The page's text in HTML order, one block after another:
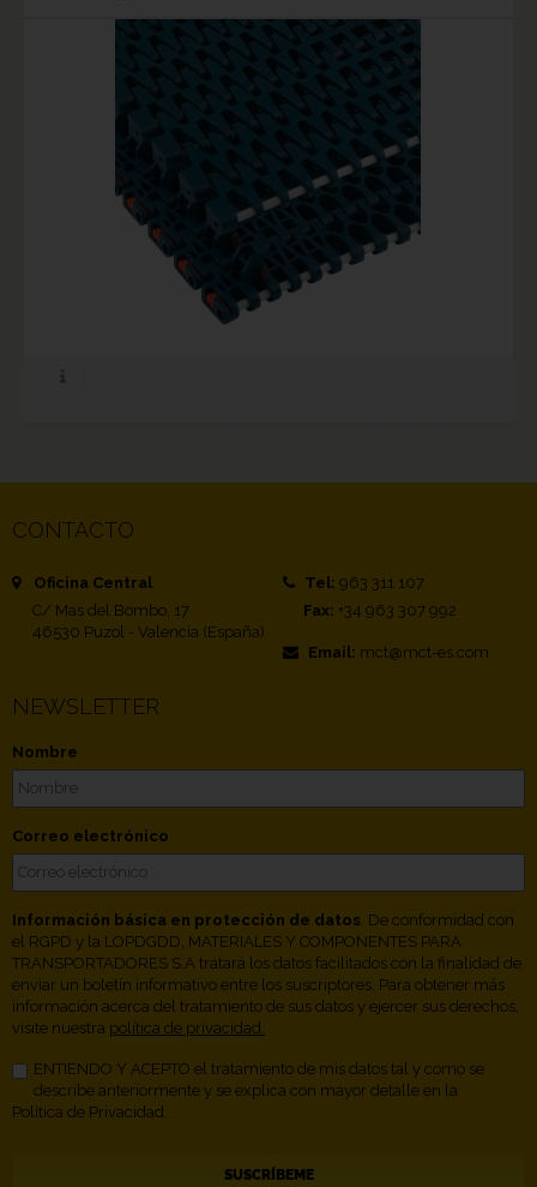
CONTACTO
Oficina Central
C/ Mas del Bombo, 17
46530 Puzol - Valencia (España)
Tel: 963 311 107
Fax: +34 963 307 992
Email: mct@mct-es.com
NEWSLETTER
Nombre
Correo electrónico
Información básica en protección de datos . De conformidad con
el RGPD y la LOPDGDD, MATERIALES Y COMPONENTES PARA
TRANSPORTADORES S.A tratará los datos facilitados con la finalidad de
enviar un boletín informativo entre los suscriptores. Para obtener más
información acerca del tratamiento de sus datos y ejercer sus derechos,
visite nuestra política de privacidad.
ENTIENDO Y ACEPTO el tratamiento de mis datos tal y como se
describe anteriormente y se explica con mayor detalle en la
Política de Privacidad.